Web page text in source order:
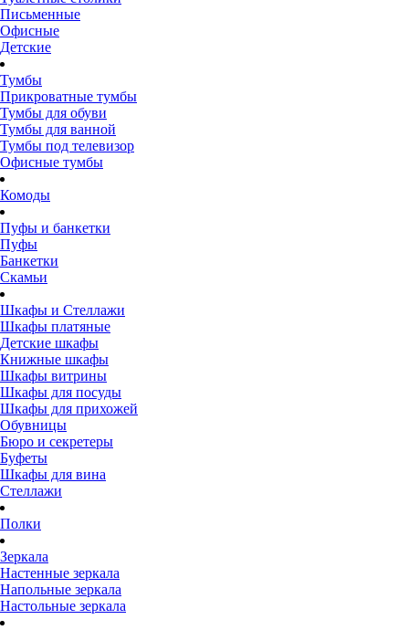
Письменные
Офисные
Детские
Тумбы
Прикроватные тумбы
Тумбы для обуви
Тумбы для ванной
Тумбы под телевизор
Офисные тумбы
Комоды
Пуфы и банкетки
Пуфы
Банкетки
Скамьи
Шкафы и Стеллажи
Шкафы платяные
Детские шкафы
Книжные шкафы
Шкафы витрины
Шкафы для посуды
Шкафы для прихожей
Обувницы
Бюро и секретеры
Буфеты
Шкафы для вина
Стеллажи
Полки
Зеркала
Настенные зеркала
Напольные зеркала
Настольные зеркала